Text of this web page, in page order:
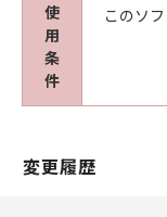
使
用
条
件
このソ
変更履歴